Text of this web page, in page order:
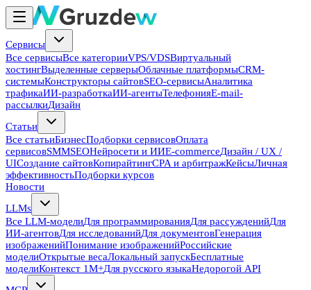
Сервисы
Все сервисыВсе категорииVPS/VDSВиртуальный
хостингВыделенные серверыОблачные платформыCRM-
системыКонструкторы сайтовSEO-сервисыАналитика
трафикаИИ-разработкаИИ-агентыТелефонияE-mail-
рассылкиДизайн
Статьи
Все статьиБизнесПодборки сервисовОплата
сервисовSMMSEOНейросети и ИИE-commerceДизайн / UX /
UIСоздание сайтовКопирайтингCPA и арбитражКейсыЛичная
эффективностьПодборки курсов
Новости
LLMs
Все LLM-моделиДля программированияДля рассужденийДля
ИИ-агентовДля исследованийДля документовГенерация
изображенийПонимание изображенийРоссийские
моделиОткрытые весаЛокальный запускБесплатные
моделиКонтекст 1M+Для русского языкаНедорогой API